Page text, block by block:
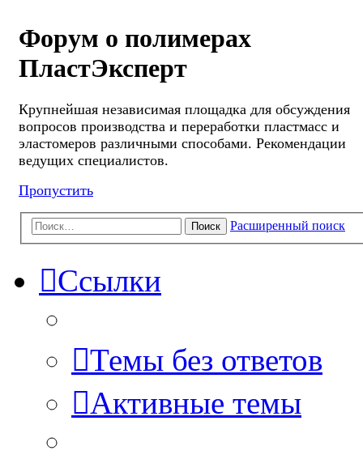
Форум о полимерах
ПластЭксперт
Крупнейшая независимая площадка для обсуждения
вопросов производства и переработки пластмасс и
эластомеров различными способами. Рекомендации
ведущих специалистов.
Пропустить
Поиск Расширенный поиск
Ссылки
Темы без ответов
Активные темы